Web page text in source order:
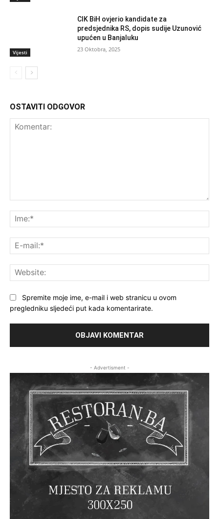
Vijesti
CIK BiH ovjerio kandidate za
predsjednika RS, dopis sudije Uzunović
upućen u Banjaluku
23 Oktobra, 2025
OSTAVITI ODGOVOR
Spremite moje ime, e-mail i web stranicu u ovom
pregledniku sljedeći put kada komentarirate.
- Advertisment -